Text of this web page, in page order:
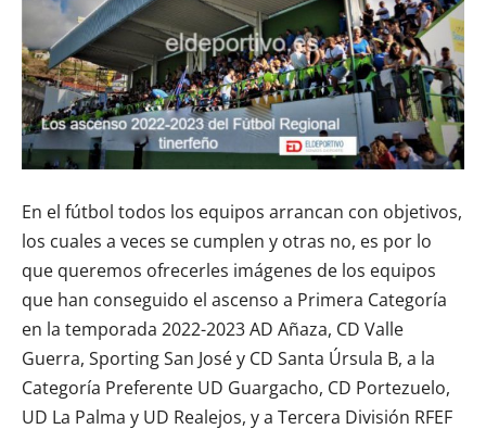
En el fútbol todos los equipos arrancan con objetivos,
los cuales a veces se cumplen y otras no, es por lo
que queremos ofrecerles imágenes de los equipos
que han conseguido el ascenso a Primera Categoría
en la temporada 2022-2023 AD Añaza, CD Valle
Guerra, Sporting San José y CD Santa Úrsula B, a la
Categoría Preferente UD Guargacho, CD Portezuelo,
UD La Palma y UD Realejos, y a Tercera División RFEF